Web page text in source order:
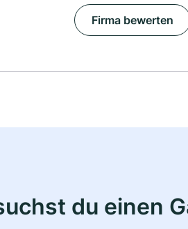
Firma bewerten
du einen